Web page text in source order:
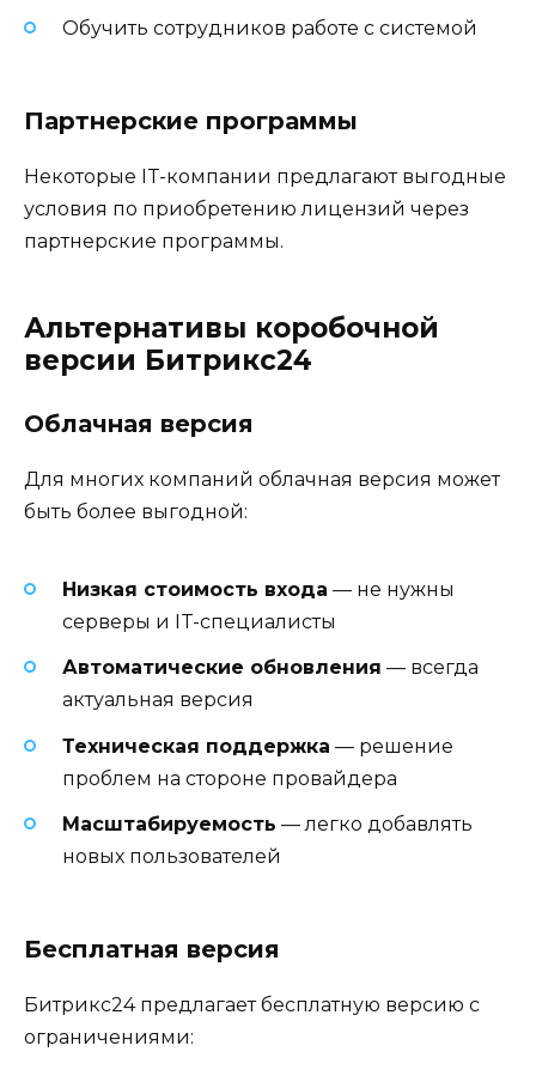
Обучить сотрудников работе с системой
Партнерские программы
Некоторые IT-компании предлагают выгодные
условия по приобретению лицензий через
партнерские программы.
Альтернативы коробочной
версии Битрикс24
Облачная версия
Для многих компаний облачная версия может
быть более выгодной:
Низкая стоимость входа — не нужны
серверы и IT-специалисты
Автоматические обновления — всегда
актуальная версия
Техническая поддержка — решение
проблем на стороне провайдера
Масштабируемость — легко добавлять
новых пользователей
Бесплатная версия
Битрикс24 предлагает бесплатную версию с
ограничениями: